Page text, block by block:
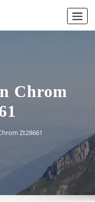
Chrom
Zt28661